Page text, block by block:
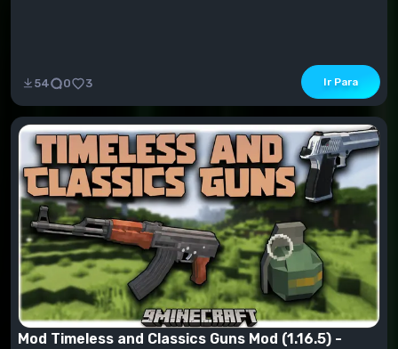
54 0 3 Ir Para
Mod Timeless and Classics Guns Mod (1.16.5) -